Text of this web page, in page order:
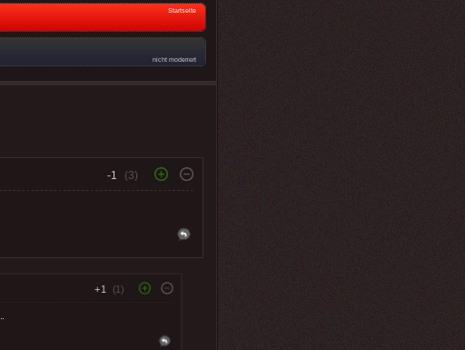
Startseite
nicht moderiert
-1 (3)
+1 (1)